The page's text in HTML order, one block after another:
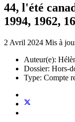
44, l'été
1994, 1962,
2 Avril 2024 Mis à
Auteur(e):
Dossier: Hors-
Type: Compte